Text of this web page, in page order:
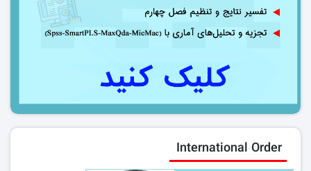
International Order